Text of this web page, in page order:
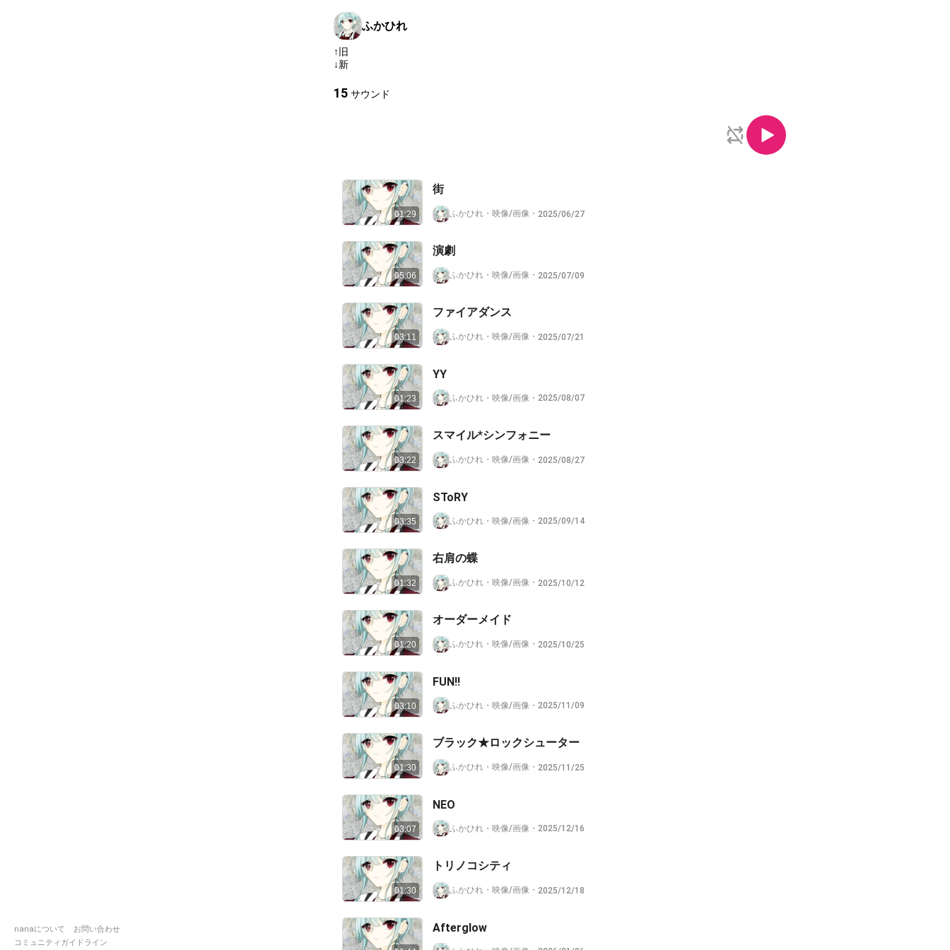
nanaについて
お問い合わせ
コミュニティガイドライン
ふかひれ
↑旧
↓新
15 サウンド
01:29
街
ふかひれ ・ 映像/画像 ・ 2025/06/27
05:06
演劇
ふかひれ ・ 映像/画像 ・ 2025/07/09
03:11
ファイアダンス
ふかひれ ・ 映像/画像 ・ 2025/07/21
01:23
YY
ふかひれ ・ 映像/画像 ・ 2025/08/07
03:22
スマイル*シンフォニー
ふかひれ ・ 映像/画像 ・ 2025/08/27
03:35
SToRY
ふかひれ ・ 映像/画像 ・ 2025/09/14
01:32
右肩の蝶
ふかひれ ・ 映像/画像 ・ 2025/10/12
01:20
オーダーメイド
ふかひれ ・ 映像/画像 ・ 2025/10/25
03:10
FUN!!
ふかひれ ・ 映像/画像 ・ 2025/11/09
01:30
ブラック★ロックシューター
ふかひれ ・ 映像/画像 ・ 2025/11/25
03:07
NEO
ふかひれ ・ 映像/画像 ・ 2025/12/16
01:30
トリノコシティ
ふかひれ ・ 映像/画像 ・ 2025/12/18
Afterglow